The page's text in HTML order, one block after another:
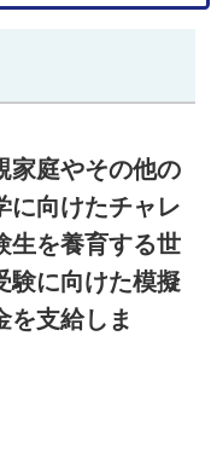
家庭やその他の
に向けたチャレ
生を養育する世
験に向けた模擬
を支給しま